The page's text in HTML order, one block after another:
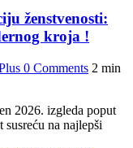
ženstvenosti:
kroja !
0 Comments 2 min
2026. izgleda poput
na najlepši